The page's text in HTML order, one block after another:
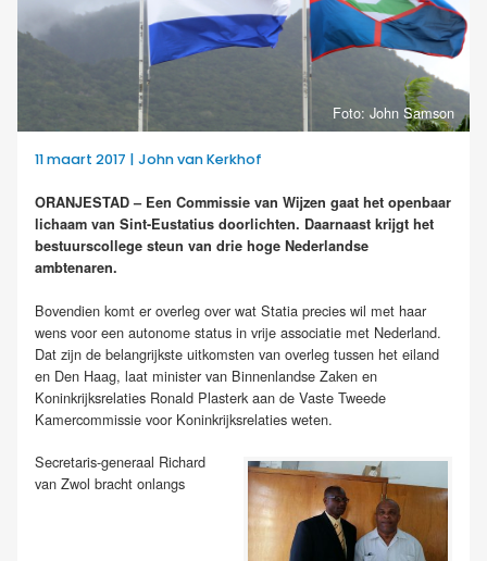
Foto: John Samson
11 maart 2017 | John van Kerkhof
ORANJESTAD – Een Commissie van Wijzen gaat het openbaar
lichaam van Sint-Eustatius doorlichten. Daarnaast krijgt het
bestuurscollege steun van drie hoge Nederlandse
ambtenaren.
Bovendien komt er overleg over wat Statia precies wil met haar
wens voor een autonome status in vrije associatie met Nederland.
Dat zijn de belangrijkste uitkomsten van overleg tussen het eiland
en Den Haag, laat minister van Binnenlandse Zaken en
Koninkrijksrelaties Ronald Plasterk aan de Vaste Tweede
Kamercommissie voor Koninkrijksrelaties weten.
Secretaris-generaal Richard
van Zwol bracht onlangs